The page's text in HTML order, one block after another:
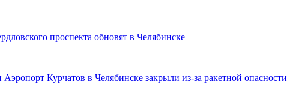
проспекта обновят в Челябинске
Аэропорт Курчатов в Челябинске закрыли из-за ракетной опасности